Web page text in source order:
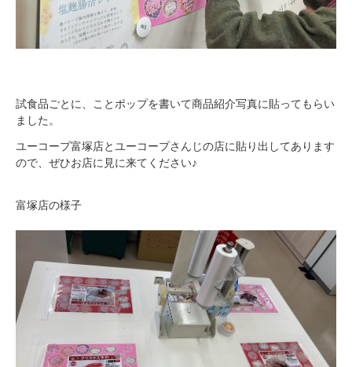
試食品ごとに、ことポップを書いて商品紹介写真に貼ってもらい
ました。
ユーコープ富塚店とユーコープさんじの店に貼り出してあります
ので、ぜひお店に見に来てください♪
富塚店の様子